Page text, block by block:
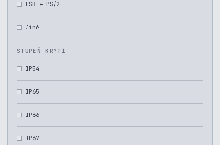
USB + PS/2
Jiné
STUPEŇ KRYTÍ
IP54
IP65
IP66
IP67